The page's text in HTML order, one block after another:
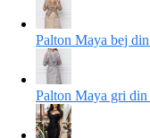
Palton Maya bej
Palton Maya gri